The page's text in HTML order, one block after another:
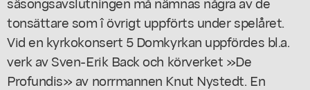
tonsättare som î övrigt uppförts under spelåret.
Vid en kyrkokonsert 5 Domkyrkan uppfördes bl.a.
verk av Sven-Erik Back och körverket »De
Profundis» av norrmannen Knut Nystedt. En